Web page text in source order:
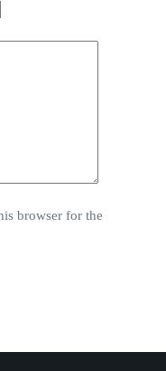
browser for the